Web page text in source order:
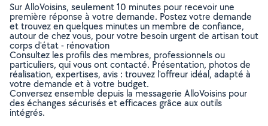
Sur AlloVoisins, seulement 10 minutes pour recevoir une
première réponse à votre demande. Postez votre demande
et trouvez en quelques minutes un membre de confiance,
autour de chez vous, pour votre besoin urgent de artisan tout
corps d'état - rénovation
Consultez les profils des membres, professionnels ou
particuliers, qui vous ont contacté. Présentation, photos de
réalisation, expertises, avis : trouvez l'offreur idéal, adapté à
votre demande et à votre budget.
Conversez ensemble depuis la messagerie AlloVoisins pour
des échanges sécurisés et efficaces grâce aux outils
intégrés.